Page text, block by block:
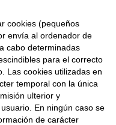
cookies (pequeños
envía al ordenador de
cabo determinadas
para el correcto
Las cookies utilizadas en
temporal con la única
ulterior y
En ningún caso se
de carácter